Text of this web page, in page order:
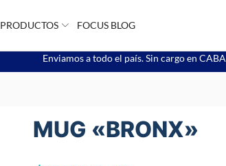
PRODUCTOS FOCUS BLOG
Enviamos a todo el país. Sin cargo en CABA
MUG «BRONX»